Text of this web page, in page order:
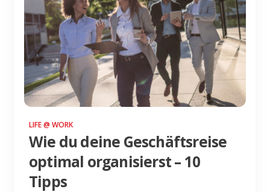
LIFE @ WORK
Wie du deine Geschäftsreise
optimal organisierst – 10
Tipps